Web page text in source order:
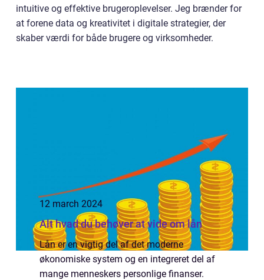
intuitive og effektive brugeroplevelser. Jeg brænder for
at forene data og kreativitet i digitale strategier, der
skaber værdi for både brugere og virksomheder.
12 march 2024
Alt hvad du behøver at vide om lån
Lån er en vigtig del af det moderne
økonomiske system og en integreret del af
mange menneskers personlige finanser.